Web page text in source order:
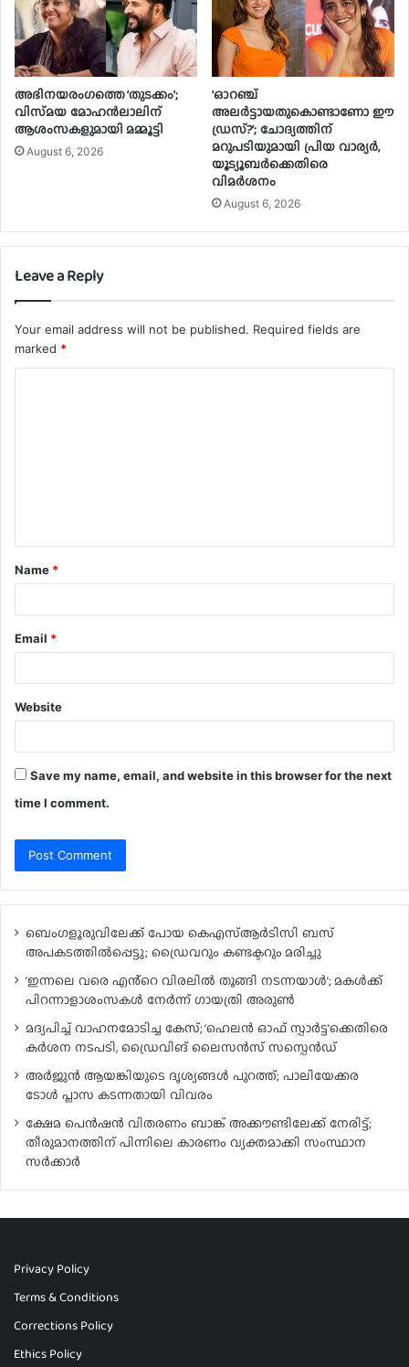
അഭിനയരംഗത്തെ ‘തുടക്കം’;
വിസ്‍മയ മോഹന്‍ലാലിന്
ആശംസകളുമായി മമ്മൂട്ടി
August 6, 2026
‘ഓറഞ്ച്
അലർട്ടായതുകൊണ്ടാണോ ഈ
ഡ്രസ്?’; ചോദ്യത്തിന്
മറുപടിയുമായി പ്രിയ വാര്യർ,
യൂട്യൂബർക്കെതിരെ
വിമർശനം
August 6, 2026
Leave a Reply
Your email address will not be published. Required fields are
marked *
t
*
Name *
Email *
Website
Save my name, email, and website in this browser for the next
time I comment.
ബെംഗളൂരുവിലേക്ക് പോയ കെഎസ്ആർടിസി ബസ്
അപകടത്തിൽപ്പെട്ടു; ഡ്രൈവറും കണ്ടക്ടറും മരിച്ചു
‘ഇന്നലെ വരെ എൻ്റെ വിരലിൽ തൂങ്ങി നടന്നയാൾ’; മകൾ‌ക്ക്
പിറന്നാളാശംസകൾ നേർന്ന് ഗായത്രി അരുൺ
മദ്യപിച്ച് വാഹനമോടിച്ച കേസ്; ‘ഹെലൻ ഓഫ് സ്പാർട്ട’ക്കെതിരെ
കർശന നടപടി, ഡ്രൈവിങ് ലൈസൻസ് സസ്പെൻഡ്
അർജുൻ ആയങ്കിയുടെ ദൃശ്യങ്ങൾ പുറത്ത്; പാലിയേക്കര
ടോൾ പ്ലാസ കടന്നതായി വിവരം
ക്ഷേമ പെൻഷൻ വിതരണം ബാങ്ക് അക്കൗണ്ടിലേക്ക് നേരിട്ട്;
തീരുമാനത്തിന് പിന്നിലെ കാരണം വ്യക്തമാക്കി സംസ്ഥാന
സർക്കാർ
Privacy Policy
Terms & Conditions
Corrections Policy
Ethics Policy